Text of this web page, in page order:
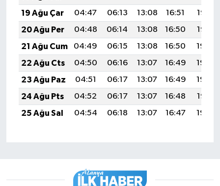
19 Ağu Çar
04:47 06:13 13:08 16:51
19:53
20 Ağu Per
04:48 06:14 13:08 16:50
19:52
21 Ağu Cum
04:49 06:15 13:08 16:50
19:50
22 Ağu Cts
04:50 06:16 13:07 16:49
19:49
23 Ağu Paz
04:51 06:17 13:07 16:49
19:48
24 Ağu Pts
04:52 06:17 13:07 16:48
19:47
25 Ağu Sal
04:54 06:18 13:07 16:47 19:45